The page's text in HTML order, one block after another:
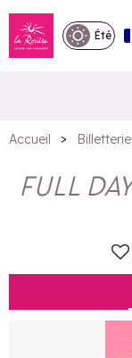
Été
Full Day
Photo
Accueil > Billetterie
FULL